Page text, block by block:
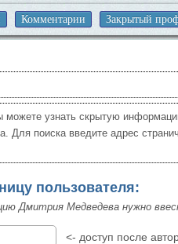
Комментарии Закрытый
узнать скрытую
Для поиска введите адрес
пользователя:
Дмитрия Медведева нужно
<- доступ после